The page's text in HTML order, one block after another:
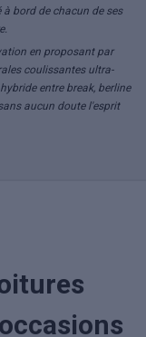
bord de chacun de ses
en proposant par
coulissantes ultra-
entre break, berline
aucun doute l'esprit